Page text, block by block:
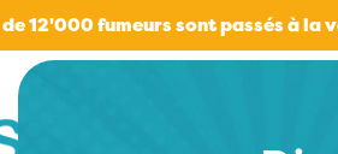
de 12'000 fumeurs sont passés à la